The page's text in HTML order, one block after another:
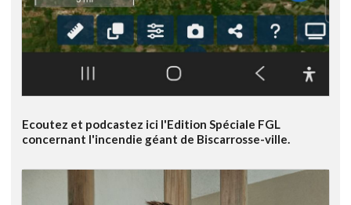
Ecoutez et podcastez ici l'Edition Spéciale FGL
concernant l'incendie géant de Biscarrosse-ville.